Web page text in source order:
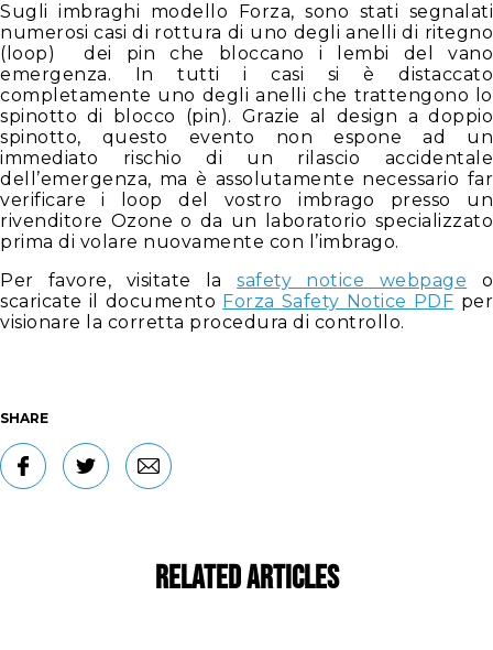
Sugli imbraghi modello Forza, sono stati segnalati
numerosi casi di rottura di uno degli anelli di ritegno
(loop) dei pin che bloccano i lembi del vano
emergenza. In tutti i casi si è distaccato
completamente uno degli anelli che trattengono lo
spinotto di blocco (pin). Grazie al design a doppio
spinotto, questo evento non espone ad un
immediato rischio di un rilascio accidentale
dell’emergenza, ma è assolutamente necessario far
verificare i loop del vostro imbrago presso un
rivenditore Ozone o da un laboratorio specializzato
prima di volare nuovamente con l’imbrago.
Per favore, visitate lasafety notice webpage o
scaricate il documento Forza Safety Notice PDF per
visionare la corretta procedura di controllo.
SHARE
Related Articles